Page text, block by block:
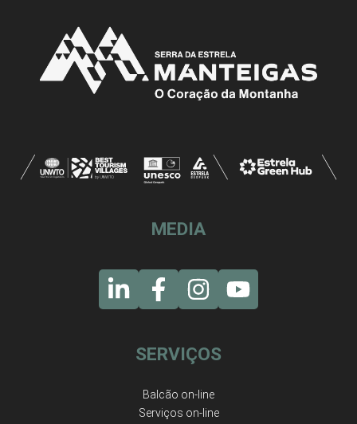
MEDIA
SERVIÇOS
Balcão on-line
Serviços on-line